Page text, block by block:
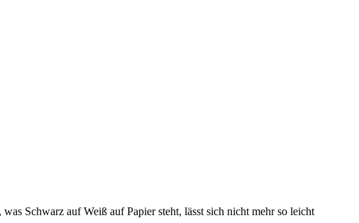
Schwarz auf Weiß auf Papier steht, lässt sich nicht mehr so leicht